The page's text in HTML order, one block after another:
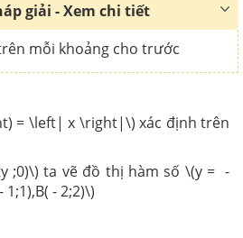
giải - Xem chi tiết
mỗi khoảng cho trước
= \left| x \right|\) xác định trên
;0)\) ta vẽ đồ thị hàm số \(y = -
- 2;2)\)